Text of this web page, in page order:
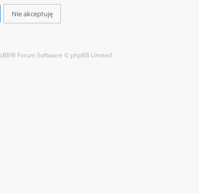
® Forum Software © phpBB Limited